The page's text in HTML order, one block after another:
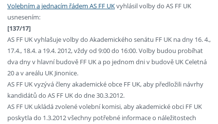
Volebním a jednacím řádem AS FF UKvyhlásil volby do AS FF UK
usnesením:
[137/17]
AS FF UK vyhlašuje volby do Akademického senátu FF UK na dny 16. 4.,
17.4., 18.4. a 19.4. 2012, vždy od 9:00 do 16:00. Volby budou probíhat
dva dny v hlavní budově FF UK a po jednom dni v budově UK Celetná
20 a v areálu UK Jinonice.
AS FF UK vyzývá členy akademické obce FF UK, aby předložili návrhy
kandidátů do AS FF UK do dne 30.3.2012.
AS FF UK ukládá zvolené volební komisi, aby akademické obci FF UK
poskytla do 1.3.2012 všechny potřebné informace o náležitostech